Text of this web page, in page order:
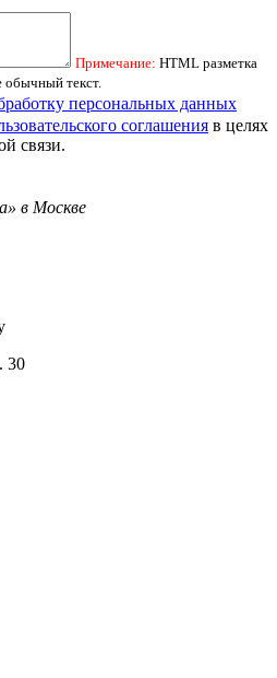
Примечание: HTML разметка
обычный текст.
персональных данных
соглашения в целях
связи.
в Москве
30